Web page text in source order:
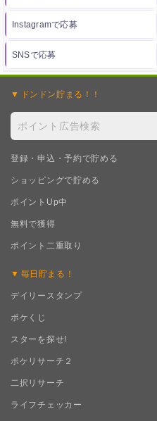
Instagramで応募
SNSで応募
ドンドン貯まる！！
登録・申込・予約で貯める
ショッピングで貯める
ポイントUp中
無料で獲得
ポイント二重取り
毎日 貯まる！
デイリースタンプ
ポケくじ
スターを探せ!
ポケリサーチ２
二択リサーチ
ライフチェッカー